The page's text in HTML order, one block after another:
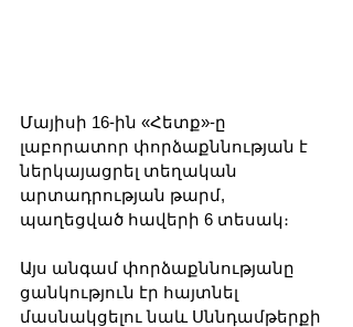
Մայիսի 16-ին «Հետք»-ը
լաբորատոր փորձաքննության է
ներկայացրել տեղական
արտադրության թարմ,
պաղեցված հավերի 6 տեսակ։
Այս անգամ փորձաքննությանը
ցանկություն էր հայտնել
մասնակցելու նաև Սննդամթերքի